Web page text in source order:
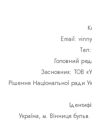
Email:
Головний
Засновник: ТОВ
Рішення Національної ради
Україна, м. Вінниця